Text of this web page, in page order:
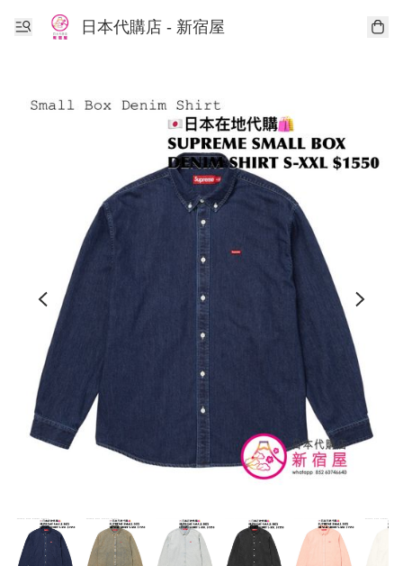
日本代購店 - 新宿屋